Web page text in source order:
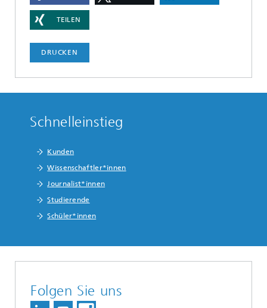
TEILEN
DRUCKEN
Schnelleinstieg
Kunden
Wissenschaftler*innen
Journalist*innen
Studierende
Schüler*innen
Folgen Sie uns